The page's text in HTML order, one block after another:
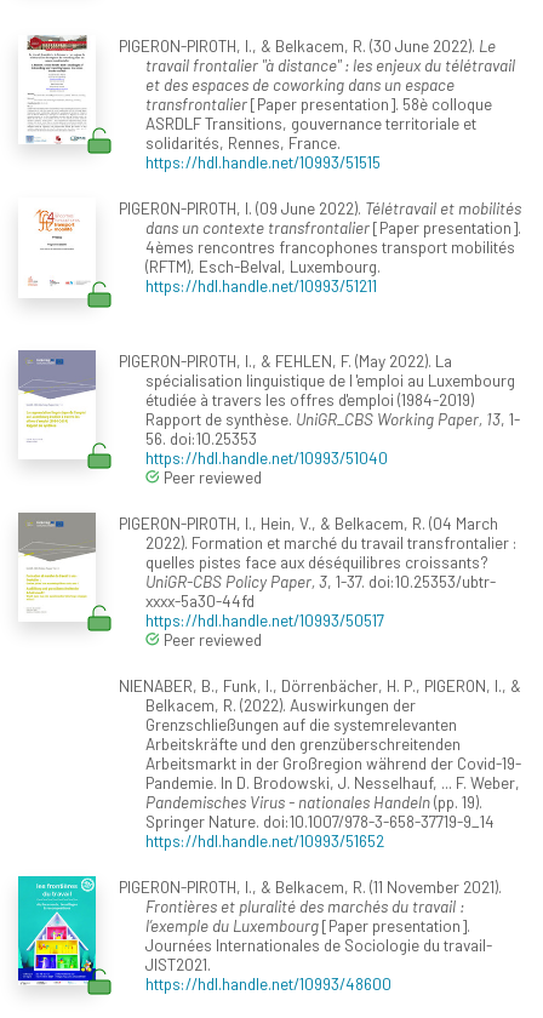
PIGERON-PIROTH, I., & Belkacem, R. (30 June 2022). Le
travail frontalier "à distance" : les enjeux du télétravail
et des espaces de coworking dans un espace
transfrontalier[Paper presentation]. 58è colloque
ASRDLF Transitions, gouvernance territoriale et
solidarités, Rennes, France.
https://hdl.handle.net/10993/51515
PIGERON-PIROTH, I. (09 June 2022). Télétravail et mobilités
dans un contexte transfrontalier[Paper presentation].
4èmes rencontres francophones transport mobilités
(RFTM), Esch-Belval, Luxembourg.
https://hdl.handle.net/10993/51211
PIGERON-PIROTH, I., & FEHLEN, F. (May 2022). La
spécialisation linguistique de l 'emploi au Luxembourg
étudiée à travers les offres d'emploi (1984-2019)
Rapport de synthèse. UniGR_CBS Working Paper, 13, 1-
56. doi:10.25353
https://hdl.handle.net/10993/51040
Peer reviewed
PIGERON-PIROTH, I., Hein, V., & Belkacem, R. (04 March
2022). Formation et marché du travail transfrontalier :
quelles pistes face aux déséquilibres croissants?
UniGR-CBS Policy Paper, 3, 1-37. doi:10.25353/ubtr-
xxxx-5a30-44fd
https://hdl.handle.net/10993/50517
Peer reviewed
NIENABER, B., Funk, I., Dörrenbächer, H. P., PIGERON, I., &
Belkacem, R. (2022). Auswirkungen der
Grenzschließungen auf die systemrelevanten
Arbeitskräfte und den grenzüberschreitenden
Arbeitsmarkt in der Großregion während der Covid-19-
Pandemie. In D. Brodowski, J. Nesselhauf, ... F. Weber,
Pandemisches Virus - nationales Handeln(pp. 19).
Springer Nature. doi:10.1007/978-3-658-37719-9_14
https://hdl.handle.net/10993/51652
PIGERON-PIROTH, I., & Belkacem, R. (11 November 2021).
Frontières et pluralité des marchés du travail :
l’exemple du Luxembourg[Paper presentation].
Journées Internationales de Sociologie du travail-
JIST2021.
https://hdl.handle.net/10993/48600